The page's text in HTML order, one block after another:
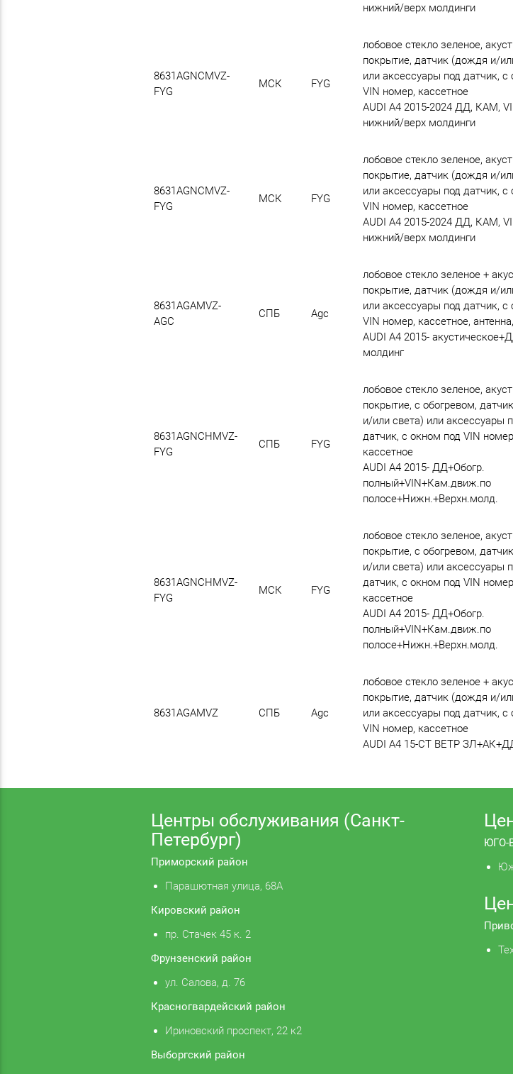
нижний/верх молдинги
8631AGNCMVZ-
FYG
МСК FYG
лобовое стекло зеленое,
покрытие, датчик (дождя и/
или аксессуары под датчик, с
VIN номер, кассетное
AUDI A4 2015-2024 ДД, КАМ,
нижний/верх молдинги
8631AGNCMVZ-
FYG
МСК FYG
лобовое стекло зеленое,
покрытие, датчик (дождя и/
или аксессуары под датчик, с
VIN номер, кассетное
AUDI A4 2015-2024 ДД, КАМ,
нижний/верх молдинги
8631AGAMVZ-
AGC
СПБ Agc
лобовое стекло зеленое +
покрытие, датчик (дождя и/
или аксессуары под датчик, с
VIN номер, кассетное,
AUDI A4 2015-
молдинг
8631AGNCHMVZ-
FYG
СПБ FYG
лобовое стекло зеленое,
покрытие, с обогревом,
и/или света) или аксессуары
датчик, с окном под VIN
кассетное
AUDI A4 2015- ДД+Обогр.
полный+VIN+Кам.движ.по
полосе+Нижн.+Верхн.молд.
8631AGNCHMVZ-
FYG
МСК FYG
лобовое стекло зеленое,
покрытие, с обогревом,
и/или света) или аксессуары
датчик, с окном под VIN
кассетное
AUDI A4 2015- ДД+Обогр.
полный+VIN+Кам.движ.по
полосе+Нижн.+Верхн.молд.
8631AGAMVZ СПБ Agc
лобовое стекло зеленое +
покрытие, датчик (дождя и/
или аксессуары под датчик, с
VIN номер, кассетное
AUDI A4 15-СТ ВЕТР
Центры обслуживания (Санкт-
Петербург)
Приморский район
Парашютная улица, 68А
Кировский район
пр. Стачек 45 к. 2
Фрунзенский район
ул. Салова, д. 76
Красногвардейский район
Ириновский проспект, 22 к2
Выборгский район
ЮГО-